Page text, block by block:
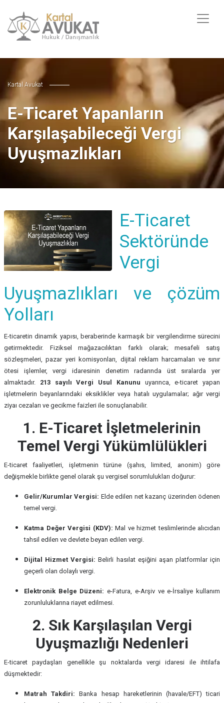
Kartal Avukat
E-Ticaret Yapanların
Karşılaşabileceği Vergi
Uyuşmazlıkları
E-Ticaret
Sektöründe
Vergi
Uyuşmazlıkları ve çözüm
Yolları
E-ticaretin dinamik yapısı, beraberinde karmaşık bir vergilendirme sürecini
getirmektedir. Fiziksel mağazacılıktan farklı olarak; mesafeli satış
sözleşmeleri, pazar yeri komisyonları, dijital reklam harcamaları ve sınır
ötesi işlemler, vergi idaresinin denetim radarında üst sıralarda yer
almaktadır. 213 sayılı Vergi Usul Kanunu uyarınca, e-ticaret yapan
işletmelerin beyanlarındaki eksiklikler veya hatalı uygulamalar; ağır vergi
ziyaı cezaları ve gecikme faizleri ile sonuçlanabilir.
1. E-Ticaret İşletmelerinin
Temel Vergi Yükümlülükleri
E-ticaret faaliyetleri, işletmenin türüne (şahıs, limited, anonim) göre
değişmekle birlikte genel olarak şu vergisel sorumlulukları doğurur:
Gelir/Kurumlar Vergisi: Elde edilen net kazanç üzerinden ödenen
temel vergi.
Katma Değer Vergisi (KDV): Mal ve hizmet teslimlerinde alıcıdan
tahsil edilen ve devlete beyan edilen vergi.
Dijital Hizmet Vergisi: Belirli hasılat eşiğini aşan platformlar için
geçerli olan dolaylı vergi.
Elektronik Belge Düzeni: e-Fatura, e-Arşiv ve e-İrsaliye kullanım
zorunluluklarına riayet edilmesi.
2. Sık Karşılaşılan Vergi
Uyuşmazlığı Nedenleri
E-ticaret paydaşları genellikle şu noktalarda vergi idaresi ile ihtilafa
düşmektedir:
Matrah Takdiri: Banka hesap hareketlerinin (havale/EFT) ticari